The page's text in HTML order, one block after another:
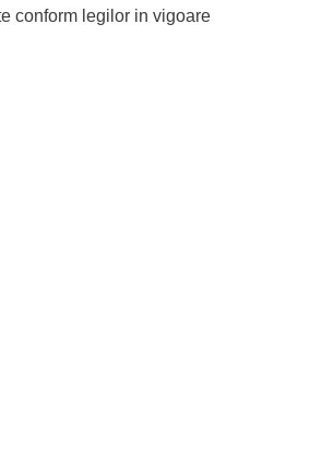
conform legilor in vigoare